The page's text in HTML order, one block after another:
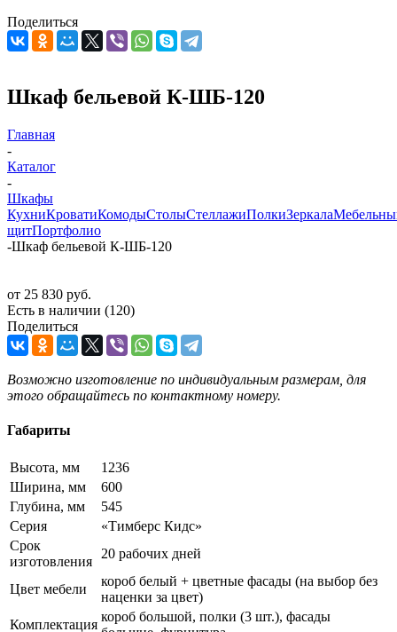
Поделиться
Шкаф бельевой К-ШБ-120
Главная
-
Каталог
-
Шкафы
КухниКроватиКомодыСтолыСтеллажиПолкиЗеркала
щитПортфолио
-Шкаф бельевой К-ШБ-120
от 25 830 руб.
Есть в наличии (120)
Поделиться
Возможно изготовление по индивидуальным размерам, для
этого обращайтесь по контактному номеру.
Габариты
Высота, мм
1236
Ширина, мм
600
Глубина, мм
545
Серия
«Тимберс Кидс»
Срок
изготовления
20 рабочих дней
Цвет мебели
короб белый + цветные фасады (на выбор без
наценки за цвет)
Комплектация
короб большой, полки (3 шт.), фасады